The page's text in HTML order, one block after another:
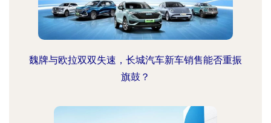
魏牌与欧拉双双失速，长城汽车新车销售能否重振
旗鼓？